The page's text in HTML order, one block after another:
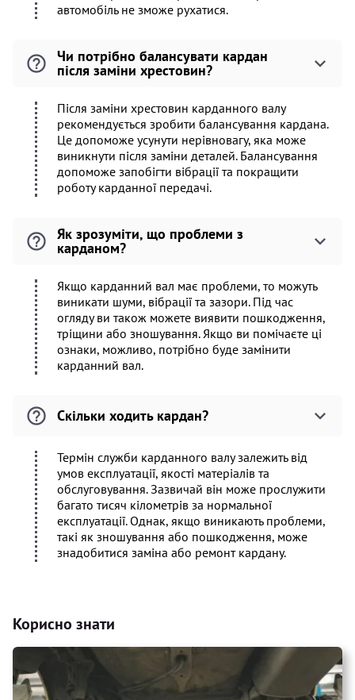
автомобіль не зможе рухатися.
Чи потрібно балансувати кардан
після заміни хрестовин?
Після заміни хрестовин карданного валу
рекомендується зробити балансування кардана.
Це допоможе усунути нерівновагу, яка може
виникнути після заміни деталей. Балансування
допоможе запобігти вібрації та покращити
роботу карданної передачі.
Як зрозуміти, що проблеми з
карданом?
Якщо карданний вал має проблеми, то можуть
виникати шуми, вібрації та зазори. Під час
огляду ви також можете виявити пошкодження,
тріщини або зношування. Якщо ви помічаєте ці
ознаки, можливо, потрібно буде замінити
карданний вал.
Скільки ходить кардан?
Термін служби карданного валу залежить від
умов експлуатації, якості матеріалів та
обслуговування. Зазвичай він може прослужити
багато тисяч кілометрів за нормальної
експлуатації. Однак, якщо виникають проблеми,
такі як зношування або пошкодження, може
знадобитися заміна або ремонт кардану.
Корисно знати